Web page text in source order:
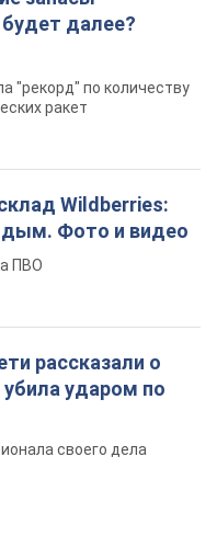
Фото и видео
ПВО
рассказали о
ударом по
своего дела